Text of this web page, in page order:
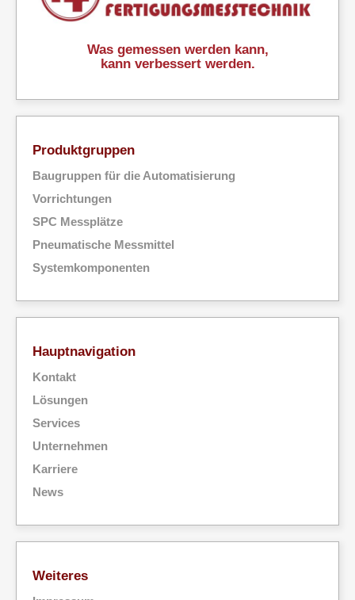
Was gemessen werden kann,
kann verbessert werden.
Produktgruppen
Baugruppen für die Automatisierung
Vorrichtungen
SPC Messplätze
Pneumatische Messmittel
Systemkomponenten
Hauptnavigation
Kontakt
Lösungen
Services
Unternehmen
Karriere
News
Weiteres